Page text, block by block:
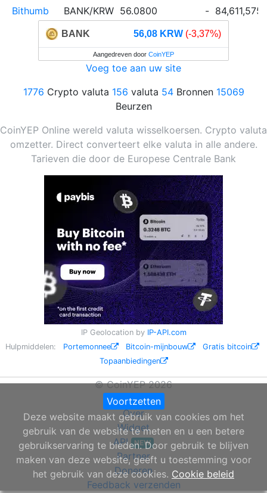
Bithumb
BANK/KRW 56.0800 - 84,611,575
BANK 56,08 KRW (-3,37%)
Aangedreven door CoinYEP
Voeg toe aan uw site
1776 Crypto valuta 156 valuta 54Bronnen 15069
Beurzen
CoinYEP Online wereld valuta wisselkoersen. Crypto valuta
omzetter. Direct converteert elke valuta in alle andere.
Tarieven die door de Europese Centrale Bank
IP Geolocation by IP-API.com
Hulpmiddelen: Portemonnee Bitcoin-mijnbouw
Gratis bitcoin
Topaanbiedingen
© CoinYEP 2026
Privacybeleid
Over
Widget
API NEW
Partner
Doneren
Feedback verzenden
Voortzetten
Deze website maakt gebruik van cookies om het
gebruik van de website te meten en u een betere
gebruikservaring te bieden. Door gebruik te blijven
maken van deze website, geeft u toestemming voor
het gebruik van deze cookies. Cookie beleid